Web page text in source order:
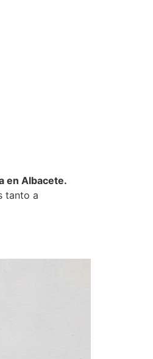
en Albacete.
tanto a